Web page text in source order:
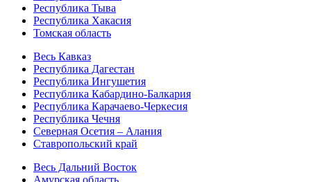
Республика Тыва
Республика Хакасия
Томская область
Весь Кавказ
Республика Дагестан
Республика Ингушетия
Республика Кабардино-Балкария
Республика Карачаево-Черкесия
Республика Чечня
Северная Осетия – Алания
Ставропольский край
Весь Дальний Восток
Амурская область